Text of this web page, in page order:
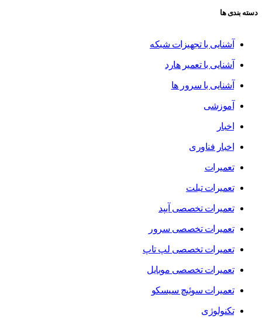
دسته بندی ها
آشنایی با تجهیزات شبکه
آشنایی با تعمیر هارد
آشنایی با سرور ها
آموزشی
اخبار
اخبار فناوری
تعمیرات
تعمیرات تبلت
تعمیرات تخصصی آیپد
تعمیرات تخصصی سرور
تعمیرات تخصصی لپ تاپ
تعمیرات تخصصی موبایل
تعمیرات سوئیچ سیسکو
تکنولوژی